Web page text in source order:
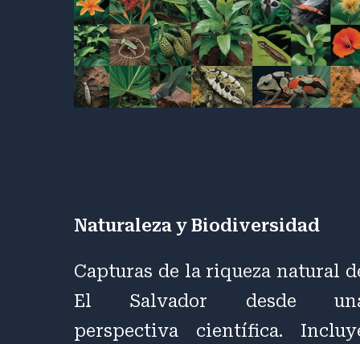
Naturaleza y Biodiversidad
Capturas de la riqueza natural
El Salvador desde
perspectiva científica.